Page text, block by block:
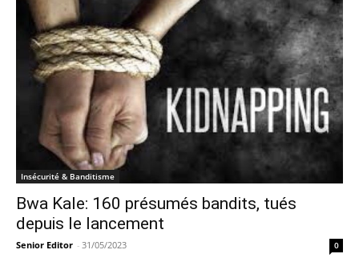
Insécurité & Banditisme
Bwa Kale: 160 présumés bandits, tués
depuis le lancement
Senior Editor - 31/05/2023 0